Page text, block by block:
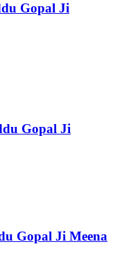
Gopal Ji
Gopal Ji
Gopal Ji Meena